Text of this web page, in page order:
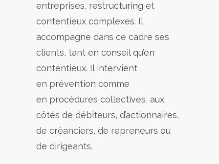
entreprises, restructuring et
contentieux complexes. Il
accompagne dans ce cadre ses
clients, tant en conseil qu’en
contentieux. Il intervient
en prévention comme
en procédures collectives, aux
côtés de débiteurs, d’actionnaires,
de créanciers, de repreneurs ou
de dirigeants.